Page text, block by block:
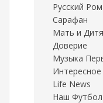
Русский
Сарафан
Мать и Дитя
Доверие
Музыка
Life News
Наш Футбол